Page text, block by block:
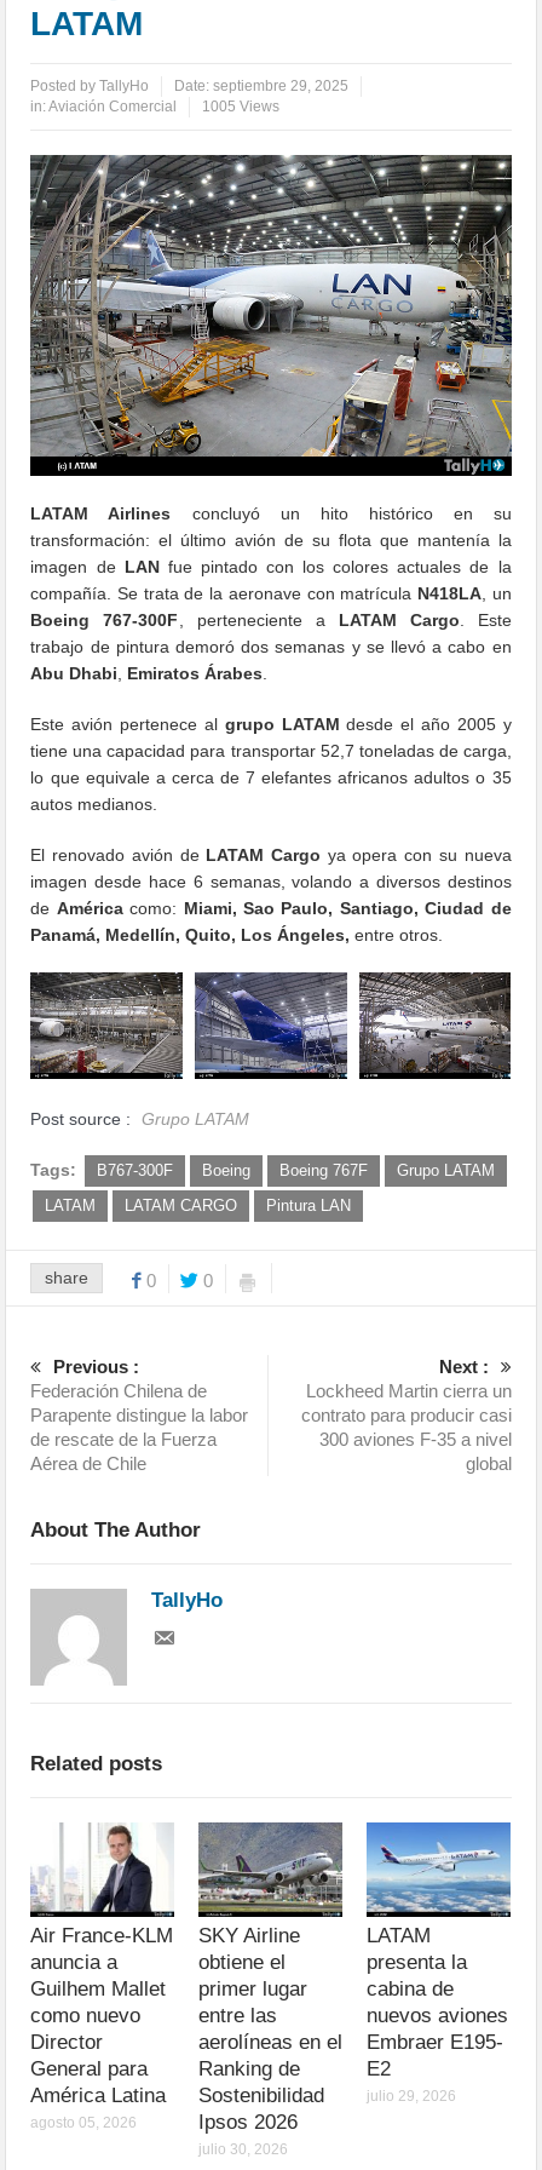
LATAM
Posted byTallyHo Date:septiembre 29, 2025
in:Aviación Comercial 1005 Views
LATAM Airlines concluyó un hito histórico en su
transformación: el último avión de su flota que mantenía la
imagen de LANfue pintado con los colores actuales de la
compañía. Se trata de la aeronave con matrícula N418LA, un
Boeing 767-300F , perteneciente a LATAM Cargo . Este
trabajo de pintura demoró dos semanas y se llevó a cabo en
Abu Dhabi
Emiratos Árabes
Este avión pertenece al grupo LATAM desde el año 2005 y
tiene una capacidad para transportar 52,7 toneladas de carga,
lo que equivale a cerca de 7 elefantes africanos adultos o 35
autos medianos.
El renovado avión de LATAM Cargo ya opera con su nueva
imagen desde hace 6 semanas, volando a diversos destinos
de Américacomo: Miami, Sao Paulo, Santiago, Ciudad de
Panamá, Medellín, Quito, Los Ángeles, entre otros.
Post source : Grupo LATAM
Tags: B767-300F Boeing Boeing 767F
Grupo LATAM
LATAM
LATAM CARGO Pintura LAN
share 0 0
Previous :
Federación Chilena de
Parapente distingue la labor
de rescate de la Fuerza
Aérea de Chile
Next :
Lockheed Martin cierra un
contrato para producir casi
300 aviones F-35 a nivel
global
About The Author
TallyHo
Related posts
Air France-KLM
anuncia a
Guilhem Mallet
como nuevo
Director
General para
América Latina
agosto 05, 2026
SKY Airline
obtiene el
primer lugar
entre las
aerolíneas en el
Ranking de
Sostenibilidad
Ipsos 2026
julio 30, 2026
LATAM
presenta la
cabina de
nuevos aviones
Embraer E195-
E2
julio 29, 2026